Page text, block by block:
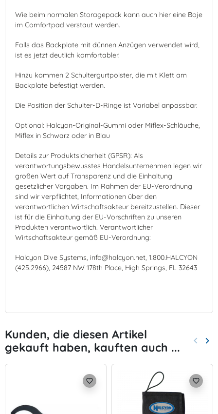
Wie beim normalen Storagepack kann auch hier eine Boje
im Comfortpad verstaut werden.
Falls das Backplate mit dünnen Anzügen verwendet wird,
ist es jetzt deutlich komfortabler.
Hinzu kommen 2 Schultergurtpolster, die mit Klett am
Backplate befestigt werden.
Die Position der Schulter-D-Ringe ist Variabel anpassbar.
Optional: Halcyon-Original-Gummi oder Miflex-Schläuche,
Miflex in Schwarz oder in Blau
Details zur Produktsicherheit (GPSR): Als
verantwortungsbewusstes Handelsunternehmen legen wir
großen Wert auf Transparenz und die Einhaltung
gesetzlicher Vorgaben. Im Rahmen der EU-Verordnung
sind wir verpflichtet, Informationen über den
verantwortlichen Wirtschaftsakteur bereitzustellen. Dieser
ist für die Einhaltung der EU-Vorschriften zu unseren
Produkten verantwortlich. Verantwortlicher
Wirtschaftsakteur gemäß EU-Verordnung:
Halcyon Dive Systems, info@halcyon.net, 1.800.HALCYON
(425.2966), 24587 NW 178th Place, High Springs, FL 32643
Kunden, die diesen Artikel
gekauft haben, kauften auch ...
Zurück
keyboard_arrow_left keyboard_arrow_right
favorite_border favorite_border